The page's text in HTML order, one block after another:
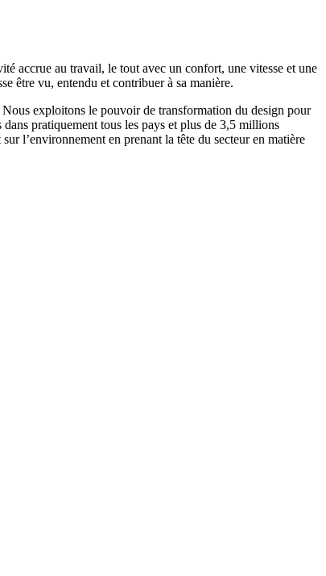
accrue au travail, le tout avec un confort, une vitesse et une
être vu, entendu et contribuer à sa manière.
exploitons le pouvoir de transformation du design pour
pratiquement tous les pays et plus de 3,5 millions
l’environnement en prenant la tête du secteur en matière